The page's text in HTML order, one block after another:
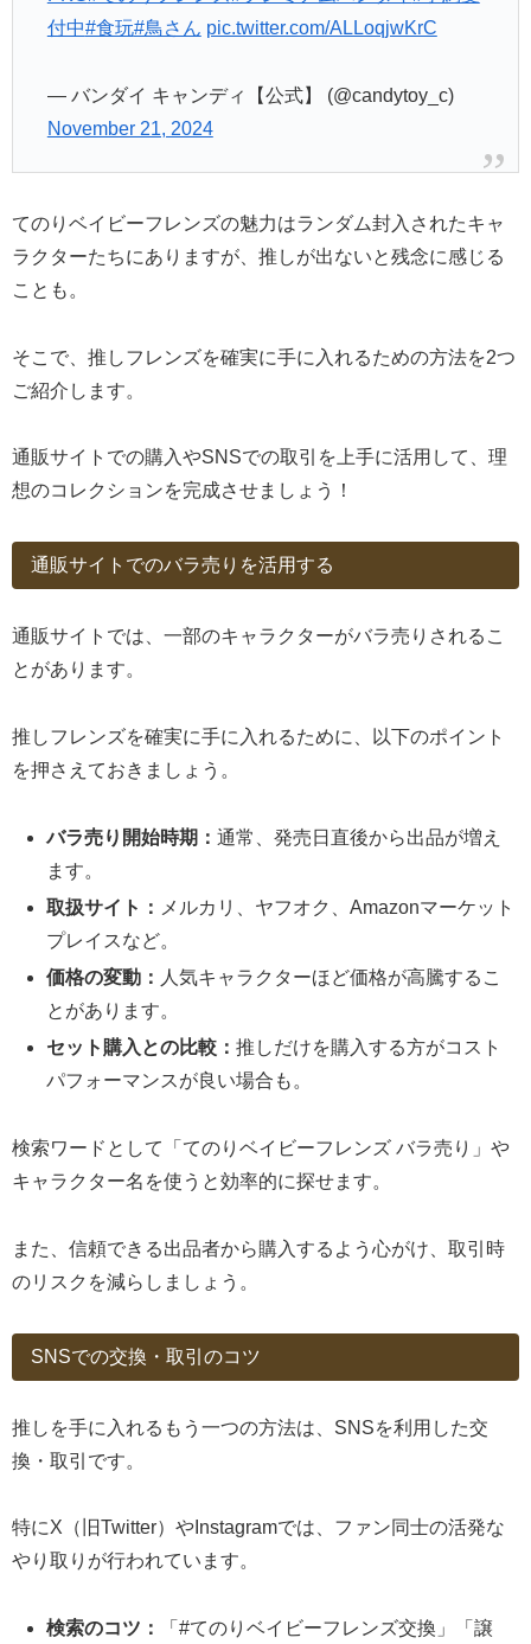
付中#食玩#鳥さん pic.twitter.com/ALLoqjwKrC
— バンダイ キャンディ【公式】 (@candytoy_c)
November 21, 2024
てのりベイビーフレンズの魅力はランダム封入されたキャ
ラクターたちにありますが、推しが出ないと残念に感じる
ことも。
そこで、推しフレンズを確実に手に入れるための方法を2つ
ご紹介します。
通販サイトでの購入やSNSでの取引を上手に活用して、理
想のコレクションを完成させましょう！
通販サイトでのバラ売りを活用する
通販サイトでは、一部のキャラクターがバラ売りされるこ
とがあります。
推しフレンズを確実に手に入れるために、以下のポイント
を押さえておきましょう。
バラ売り開始時期：通常、発売日直後から出品が増え
ます。
取扱サイト： メルカリ、ヤフオク、Amazonマーケット
プレイスなど。
価格の変動： 人気キャラクターほど価格が高騰するこ
とがあります。
セット購入との比較：推しだけを購入する方がコスト
パフォーマンスが良い場合も。
検索ワードとして「てのりベイビーフレンズ バラ売り」や
キャラクター名を使うと効率的に探せます。
また、信頼できる出品者から購入するよう心がけ、取引時
のリスクを減らしましょう。
SNSでの交換・取引のコツ
推しを手に入れるもう一つの方法は、SNSを利用した交
換・取引です。
特にX（旧Twitter）やInstagramでは、ファン同士の活発な
やり取りが行われています。
検索のコツ：
「#てのりベイビーフレンズ交換」「譲